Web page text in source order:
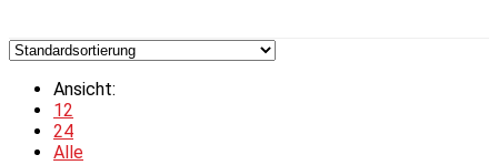
Ansicht:
12
24
Alle